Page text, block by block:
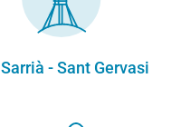
Sarrià - Sant Gervasi